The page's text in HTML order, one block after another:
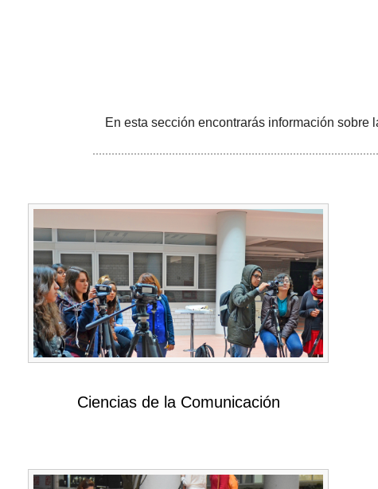
En esta sección encontrarás información
Ciencias de la Comunicación